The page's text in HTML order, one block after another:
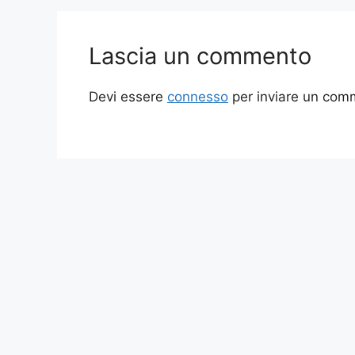
Lascia un commento
Devi essere connesso per inviare un